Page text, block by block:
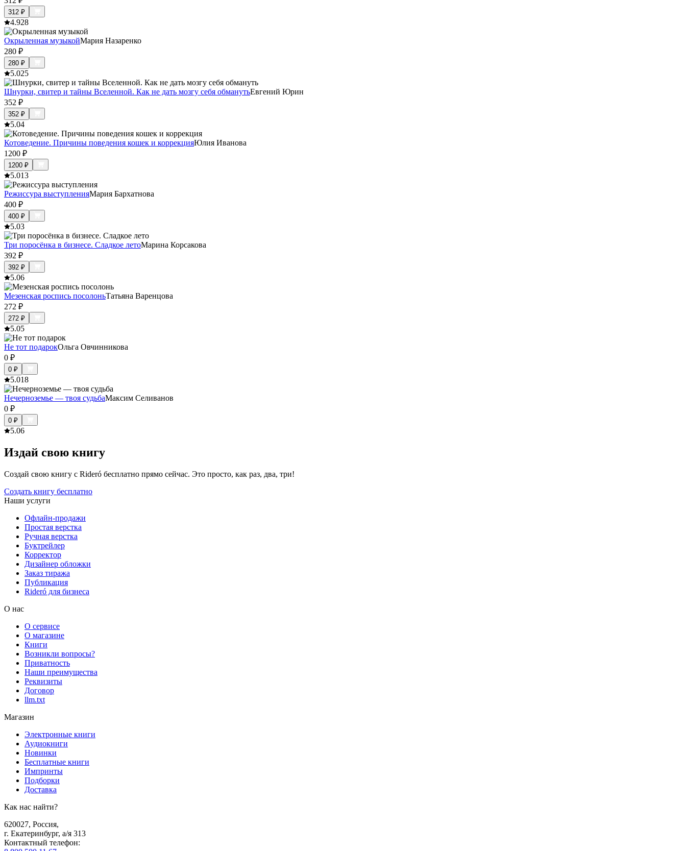
312 ₽
4.928
Окрыленная музыкойМария Назаренко
280 ₽
280 ₽
5.025
Шнурки, свитер и тайны Вселенной. Как не дать мозгу себя обманутьЕвгений Юрин
352 ₽
352 ₽
5.04
Котоведение. Причины поведения кошек и коррекцияЮлия Иванова
1200 ₽
1200 ₽
5.013
Режиссура выступленияМария Бархатнова
400 ₽
400 ₽
5.03
Три поросёнка в бизнесе. Сладкое летоМарина Корсакова
392 ₽
392 ₽
5.06
Мезенская роспись посолоньТатьяна Варенцова
272 ₽
272 ₽
5.05
Не тот подарокОльга Овчинникова
0 ₽
0 ₽
5.018
Нечерноземье — твоя судьбаМаксим Селиванов
0 ₽
0 ₽
5.06
Издай свою книгу
Создай свою книгу с Rideró бесплатно прямо сейчас. Это просто, как раз, два, три!
Создать книгу бесплатно
Наши услуги
Офлайн-продажи
Простая верстка
Ручная верстка
Буктрейлер
Корректор
Дизайнер обложки
Заказ тиража
Публикация
Rideró для бизнеса
О нас
О сервисе
О магазине
Книги
Возникли вопросы?
Приватность
Наши преимущества
Реквизиты
Договор
llm.txt
Магазин
Электронные книги
Аудиокниги
Новинки
Бесплатные книги
Импринты
Подборки
Доставка
Как нас найти?
620027, Россия,
г. Екатеринбург, а/я 313
Контактный телефон: